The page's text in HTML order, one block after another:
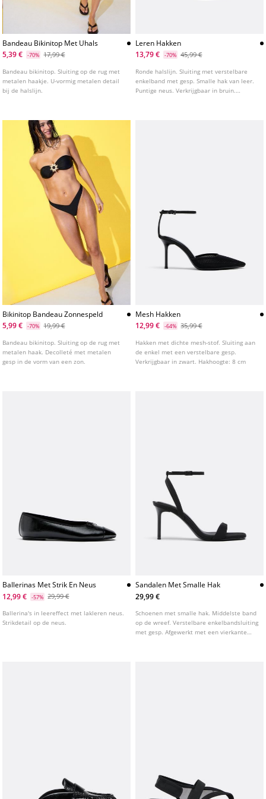
Bandeau Bikinitop Met Uhals
5,39 €
-70% 17,99 €
Bandeau bikinitop. Sluiting op de rug met
metalen haakje. U-vormig metalen detail
bij de halslijn.
Leren Hakken
13,79 €
-70% 45,99 €
Ronde halslijn. Sluiting met verstelbare
enkelband met gesp. Smalle hak van leer.
Puntige neus. Verkrijgbaar in bruin.
Bikinitop Bandeau Zonnespeld
5,99 €
-70% 19,99 €
Bandeau bikinitop. Sluiting op de rug met
metalen haak. Decolleté met metalen
gesp in de vorm van een zon.
Mesh Hakken
12,99 €
-64% 35,99 €
Hakken met dichte mesh-stof. Sluiting aan
de enkel met een verstelbare gesp.
Verkrijgbaar in zwart. Hakhoogte: 8 cm
Ballerinas Met Strik En Neus
12,99 €
-57% 29,99 €
Ballerina's in leereffect met lakleren neus.
Strikdetail op de neus.
Sandalen Met Smalle Hak
29,99 €
Schoenen met smalle hak. Middelste band
op de wreef. Verstelbare enkelbandsluiting
met gesp. Afgewerkt met een vierkante